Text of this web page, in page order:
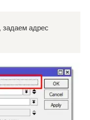
адрес